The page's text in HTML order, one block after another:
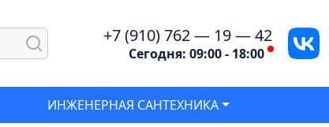
+7 (910) 762 — 19 — 42
Сегодня: 09:00 - 18:00
ИНЖЕНЕРНАЯ САНТЕХНИКА